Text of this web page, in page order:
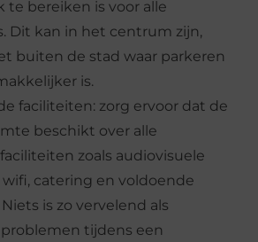
te bereiken is voor alle
Dit kan in het centrum zijn,
buiten de stad waar parkeren
is.
faciliteiten: zorg ervoor dat de
beschikt over alle
zoals audiovisuele
wifi, catering en voldoende
is zo vervelend als
tijdens een